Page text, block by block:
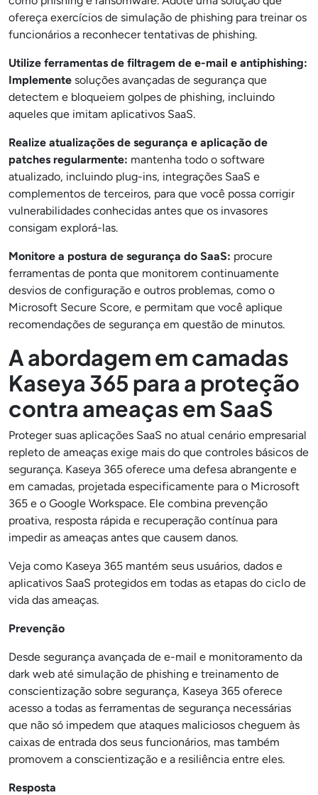
ofereça exercícios de simulação de phishing para treinar os
funcionários a reconhecer tentativas de phishing.
Utilize ferramentas de filtragem de e-mail e antiphishing:
Implemente soluções avançadas de segurança que
detectem e bloqueiem golpes de phishing, incluindo
aqueles que imitam aplicativos SaaS.
Realize atualizações de segurança e aplicação de
patches regularmente: mantenha todo o software
atualizado, incluindo plug-ins, integrações SaaS e
complementos de terceiros, para que você possa corrigir
vulnerabilidades conhecidas antes que os invasores
consigam explorá-las.
Monitore a postura de segurança do SaaS: procure
ferramentas de ponta que monitorem continuamente
desvios de configuração e outros problemas, como o
Microsoft Secure Score, e permitam que você aplique
recomendações de segurança em questão de minutos.
A abordagem em camadas
Kaseya 365 para a proteção
contra ameaças em SaaS
Proteger suas aplicações SaaS no atual cenário empresarial
repleto de ameaças exige mais do que controles básicos de
segurança. Kaseya 365 oferece uma defesa abrangente e
em camadas, projetada especificamente para o Microsoft
365 e o Google Workspace. Ele combina prevenção
proativa, resposta rápida e recuperação contínua para
impedir as ameaças antes que causem danos.
Veja como Kaseya 365 mantém seus usuários, dados e
aplicativos SaaS protegidos em todas as etapas do ciclo de
vida das ameaças.
Prevenção
Desde segurança avançada de e-mail e monitoramento da
dark web até simulação de phishing e treinamento de
conscientização sobre segurança, Kaseya 365 oferece
acesso a todas as ferramentas de segurança necessárias
que não só impedem que ataques maliciosos cheguem às
caixas de entrada dos seus funcionários, mas também
promovem a conscientização e a resiliência entre eles.
Resposta